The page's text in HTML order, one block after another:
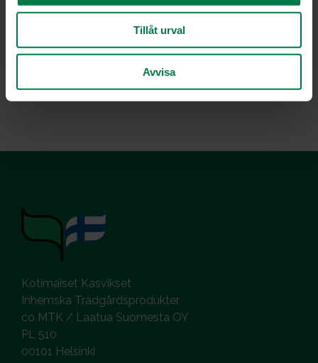
Tillåt urval
Avvisa
Luokka:
Juurekset,Kala ja äyriäiset,Lämpimät lisäkeruoat
Kotimaiset Kasvikset
Inhemska Trädgårdsprodukter
co MTK / Laatua Suomesta OY
PL 510
00101 Helsinki